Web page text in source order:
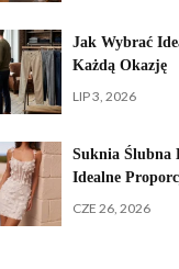
Jak Wybrać
Każdą Okazję
LIP 3, 2026
Suknia Ślubna
Idealne
CZE 26, 2026